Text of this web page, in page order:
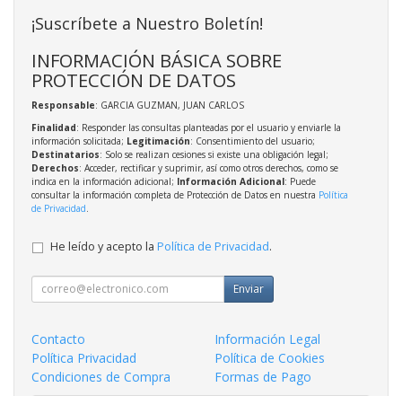
¡Suscríbete a Nuestro Boletín!
INFORMACIÓN BÁSICA SOBRE
PROTECCIÓN DE DATOS
Responsable: GARCIA GUZMAN, JUAN CARLOS
Finalidad: Responder las consultas planteadas por el usuario y enviarle la
información solicitada; Legitimación: Consentimiento del usuario;
Destinatarios: Solo se realizan cesiones si existe una obligación legal;
Derechos: Acceder, rectificar y suprimir, así como otros derechos, como se
indica en la información adicional; Información Adicional: Puede
consultar la información completa de Protección de Datos en nuestra Política
de Privacidad
He leído y acepto la Política de Privacidad.
Enviar
Contacto
Información Legal
Política Privacidad
Política de Cookies
Condiciones de Compra
Formas de Pago